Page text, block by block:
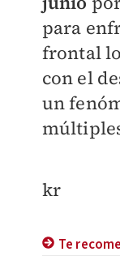
para
frontal
con el
un
kr
Te